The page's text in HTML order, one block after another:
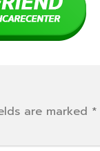
are marked *